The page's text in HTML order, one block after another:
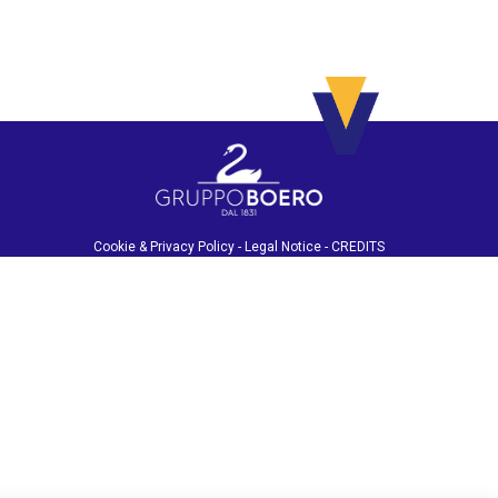
Cookie & Privacy Policy- Legal Notice- CREDITS